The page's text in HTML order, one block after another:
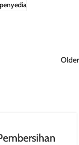
penyedia
Older